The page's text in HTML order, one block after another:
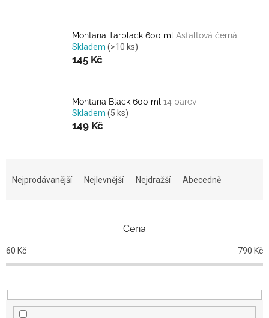
Montana Tarblack 600 ml Asfaltová černá
Skladem (>10 ks)
145 Kč
Montana Black 600 ml 14 barev
Skladem (5 ks)
149 Kč
p
r
o
u
Nejprodávanější Nejlevnější Nejdražší Abecedně
Cena
60 Kč 790 Kč